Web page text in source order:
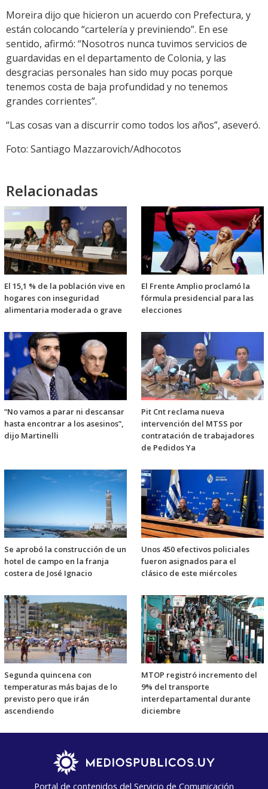
Moreira dijo que hicieron un acuerdo con Prefectura, y
están colocando “cartelería y previniendo”. En ese
sentido, afirmó: “Nosotros nunca tuvimos servicios de
guardavidas en el departamento de Colonia, y las
desgracias personales han sido muy pocas porque
tenemos costa de baja profundidad y no tenemos
grandes corrientes”.
“Las cosas van a discurrir como todos los años”, aseveró.
Foto: Santiago Mazzarovich/Adhocotos
Relacionadas
El 15,1 % de la población vive en
hogares con inseguridad
alimentaria moderada o grave
El Frente Amplio proclamó la
fórmula presidencial para las
elecciones
“No vamos a parar ni descansar
hasta encontrar a los asesinos”,
dijo Martinelli
Pit Cnt reclama nueva
intervención del MTSS por
contratación de trabajadores
de Pedidos Ya
Se aprobó la construcción de un
hotel de campo en la franja
costera de José Ignacio
Unos 450 efectivos policiales
fueron asignados para el
clásico de este miércoles
Segunda quincena con
temperaturas más bajas de lo
previsto pero que irán
ascendiendo
MTOP registró incremento del
9% del transporte
interdepartamental durante
diciembre
Portal de contenidos del Servicio de Comunicación